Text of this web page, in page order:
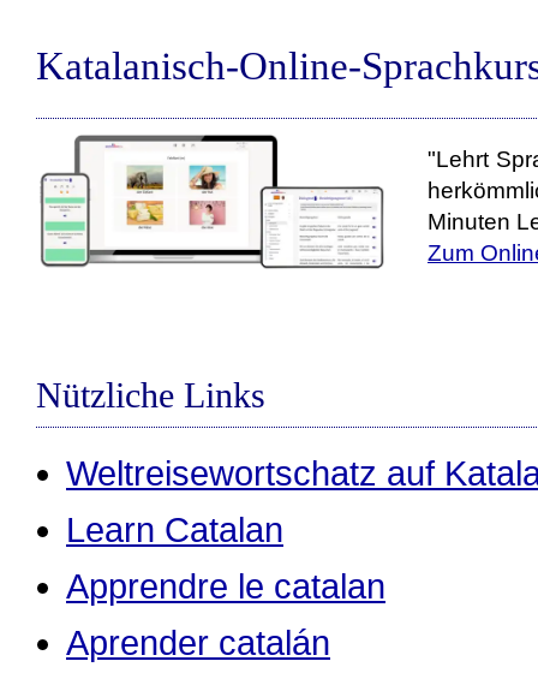
Katalanisch-Online-
"Lehrt
Minuten
Zum
Nützliche Links
Weltreisewortschatz auf
Learn Catalan
Apprendre le catalan
Aprender catalán